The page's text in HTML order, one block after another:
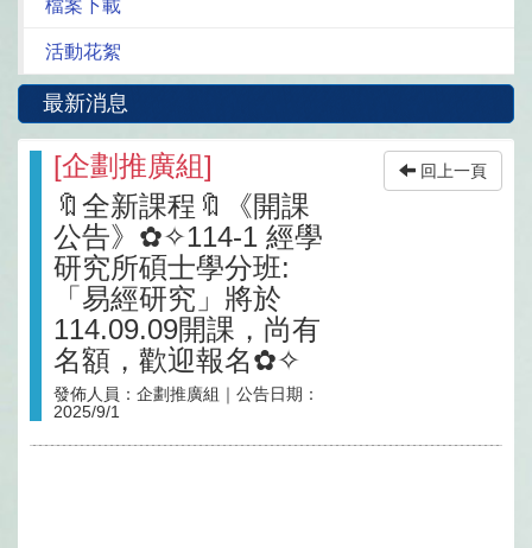
檔案下載
活動花絮
最新消息
[企劃推廣組]
🔖全新課程🔖《開課
公告》✿✧114-1 經學
研究所碩士學分班:
「易經研究」將於
114.09.09開課，尚有
名額，歡迎報名✿✧
發佈人員： 企劃推廣組 ｜公告日期：
2025/9/1
回上一頁